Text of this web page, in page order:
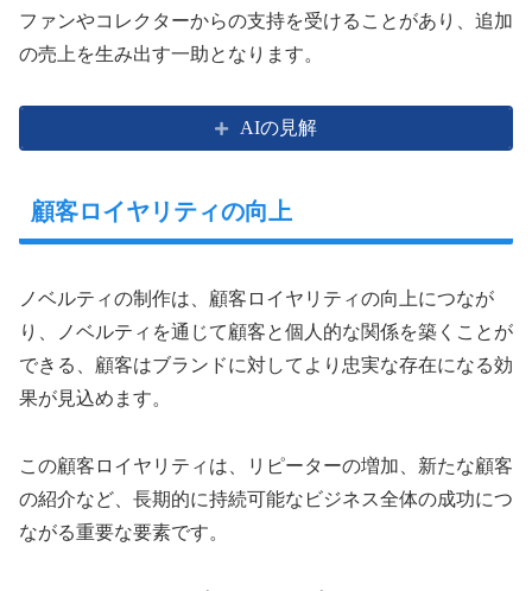
ファンやコレクターからの支持を受けることがあり、追加
の売上を生み出す一助となります。
AIの見解
顧客ロイヤリティの向上
ノベルティの制作は、顧客ロイヤリティの向上につなが
り、ノベルティを通じて顧客と個人的な関係を築くことが
できる、顧客はブランドに対してより忠実な存在になる効
果が見込めます。
この顧客ロイヤリティは、リピーターの増加、新たな顧客
の紹介など、長期的に持続可能なビジネス全体の成功につ
ながる重要な要素です。